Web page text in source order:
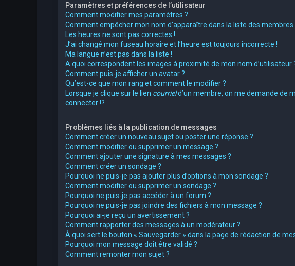
Paramètres et préférences de l’utilisateur
Comment modifier mes paramètres ?
Comment empêcher mon nom d’apparaître dans la liste des membres
Les heures ne sont pas correctes !
J’ai changé mon fuseau horaire et l’heure est toujours incorrecte !
Ma langue n’est pas dans la liste !
A quoi correspondent les images à proximité de mon nom d’utilisateur
Comment puis-je afficher un avatar ?
Qu’est-ce que mon rang et comment le modifier ?
Lorsque je clique sur le lien courrield’un membre, on me demande de
connecter !?
Problèmes liés à la publication de messages
Comment créer un nouveau sujet ou poster une réponse ?
Comment modifier ou supprimer un message ?
Comment ajouter une signature à mes messages ?
Comment créer un sondage ?
Pourquoi ne puis-je pas ajouter plus d’options à mon sondage ?
Comment modifier ou supprimer un sondage ?
Pourquoi ne puis-je pas accéder à un forum ?
Pourquoi ne puis-je pas joindre des fichiers à mon message ?
Pourquoi ai-je reçu un avertissement ?
Comment rapporter des messages à un modérateur ?
À quoi sert le bouton « Sauvegarder » dans la page de rédaction de
Pourquoi mon message doit être validé ?
Comment remonter mon sujet ?